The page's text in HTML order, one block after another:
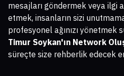
mesajları göndermek veya ilgi
etmek, insanların sizi
profesyonel ağınızı yönetmek
Timur Soykan'ın Network
süreçte size rehberlik edecek